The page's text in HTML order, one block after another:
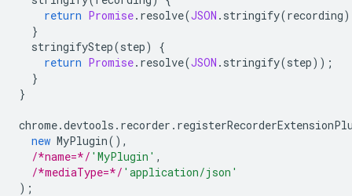
return Promise. resolve(JSON . stringify(recording
}
stringifyStep(step)
{
return Promise. resolve(JSON . stringify(step));
}
}
chrome.devtools . recorder .
new MyPlugin(),
/*name=*/ 'MyPlugin' ,
/*mediaType=*/ 'application/json'
);